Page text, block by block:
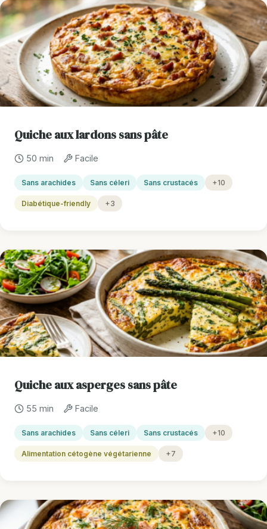
Quiche aux lardons sans pâte
50 min Facile
Sans arachides Sans céleri Sans crustacés +10
Diabétique-friendly +3
Quiche aux asperges sans pâte
55 min Facile
Sans arachides Sans céleri Sans crustacés +10
Alimentation cétogène végétarienne +7